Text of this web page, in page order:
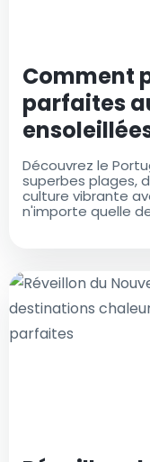
Comment
parfaites
et trésors
Découvrez le
superbes plages,
culture vibrante
n'importe quelle